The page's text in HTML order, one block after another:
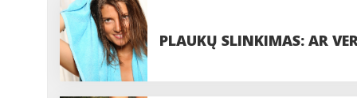
PLAUKŲ SLINKIMAS: AR